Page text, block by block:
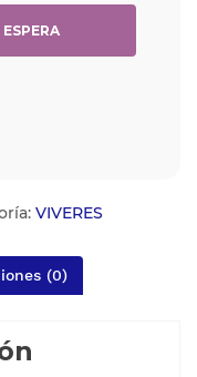
VIVERES
(0)